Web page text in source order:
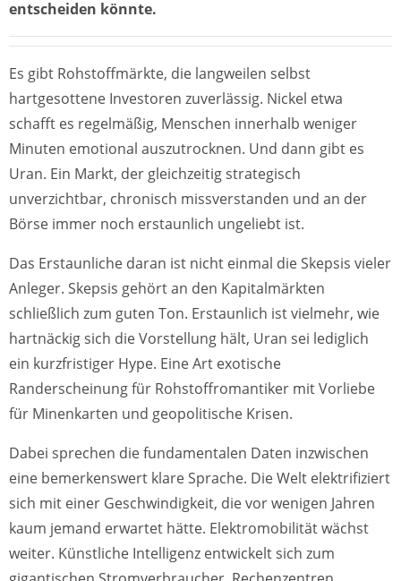
entscheiden könnte.
Es gibt Rohstoffmärkte, die langweilen selbst
hartgesottene Investoren zuverlässig. Nickel etwa
schafft es regelmäßig, Menschen innerhalb weniger
Minuten emotional auszutrocknen. Und dann gibt es
Uran. Ein Markt, der gleichzeitig strategisch
unverzichtbar, chronisch missverstanden und an der
Börse immer noch erstaunlich ungeliebt ist.
Das Erstaunliche daran ist nicht einmal die Skepsis vieler
Anleger. Skepsis gehört an den Kapitalmärkten
schließlich zum guten Ton. Erstaunlich ist vielmehr, wie
hartnäckig sich die Vorstellung hält, Uran sei lediglich
ein kurzfristiger Hype. Eine Art exotische
Randerscheinung für Rohstoffromantiker mit Vorliebe
für Minenkarten und geopolitische Krisen.
Dabei sprechen die fundamentalen Daten inzwischen
eine bemerkenswert klare Sprache. Die Welt elektrifiziert
sich mit einer Geschwindigkeit, die vor wenigen Jahren
kaum jemand erwartet hätte. Elektromobilität wächst
weiter. Künstliche Intelligenz entwickelt sich zum